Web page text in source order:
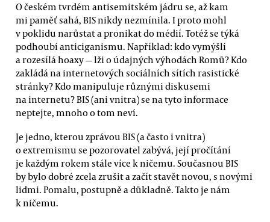
O českém tvrdém antisemitském jádru se, až kam
mi paměť sahá, BIS nikdy nezmínila. I proto mohl
v poklidu narůstat a pronikat do médií. Totéž se týká
podhoubí anticiganismu. Například: kdo vymýšlí
a rozesílá hoaxy — lži o údajných výhodách Romů? Kdo
zakládá na internetových sociálních sítích rasistické
stránky? Kdo manipuluje různými diskusemi
na internetu? BIS (ani vnitra) se na tyto informace
neptejte, mnoho o tom neví.
Je jedno, kterou zprávou BIS (a často i vnitra)
o extremismu se pozorovatel zabývá, její pročítání
je každým rokem stále více k ničemu. Současnou BIS
by bylo dobré zcela zrušit a začít stavět novou, s novými
lidmi. Pomalu, postupně a důkladně. Takto je nám
k ničemu.